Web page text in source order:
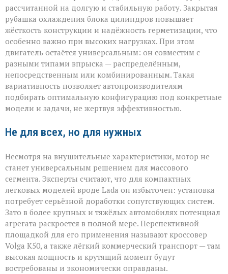
рассчитанной на долгую и стабильную работу. Закрытая
рубашка охлаждения блока цилиндров повышает
жёсткость конструкции и надёжность герметизации, что
особенно важно при высоких нагрузках. При этом
двигатель остаётся универсальным: он совместим с
разными типами впрыска — распределённым,
непосредственным или комбинированным. Такая
вариативность позволяет автопроизводителям
подбирать оптимальную конфигурацию под конкретные
модели и задачи, не жертвуя эффективностью.
Не для всех, но для нужных
Несмотря на внушительные характеристики, мотор не
станет универсальным решением для массового
сегмента. Эксперты считают, что для компактных
легковых моделей вроде Lada он избыточен: установка
потребует серьёзной доработки сопутствующих систем.
Зато в более крупных и тяжёлых автомобилях потенциал
агрегата раскроется в полной мере. Перспективной
площадкой для его применения называют кроссовер
Volga К50, а также лёгкий коммерческий транспорт — там
высокая мощность и крутящий момент будут
востребованы и экономически оправданы.